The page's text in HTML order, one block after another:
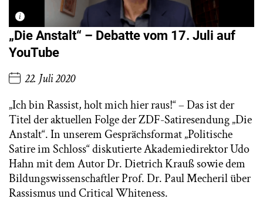
„Die Anstalt“ – Debatte vom 17. Juli auf
YouTube
22. Juli 2020
„Ich bin Rassist, holt mich hier raus!“ – Das ist der
Titel der aktuellen Folge der ZDF-Satiresendung „Die
Anstalt“. In unserem Gesprächsformat „Politische
Satire im Schloss“ diskutierte Akademiedirektor Udo
Hahn mit dem Autor Dr. Dietrich Krauß sowie dem
Bildungswissenschaftler Prof. Dr. Paul Mecheril über
Rassismus und Critical Whiteness.